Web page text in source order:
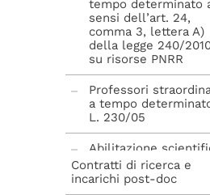
tempo determinato
sensi dell’art. 24,
comma 3, lettera A)
della legge 240/
su risorse PNRR
Professori
a tempo
L. 230/05
Abilitazione
nazionale - L. 240/10
Contratti di ricerca e
incarichi post-doc